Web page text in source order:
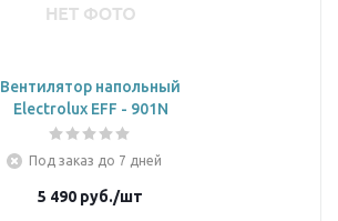
Вентилятор напольный
Electrolux EFF - 901N
Под заказ до 7 дней
5 490 руб./шт